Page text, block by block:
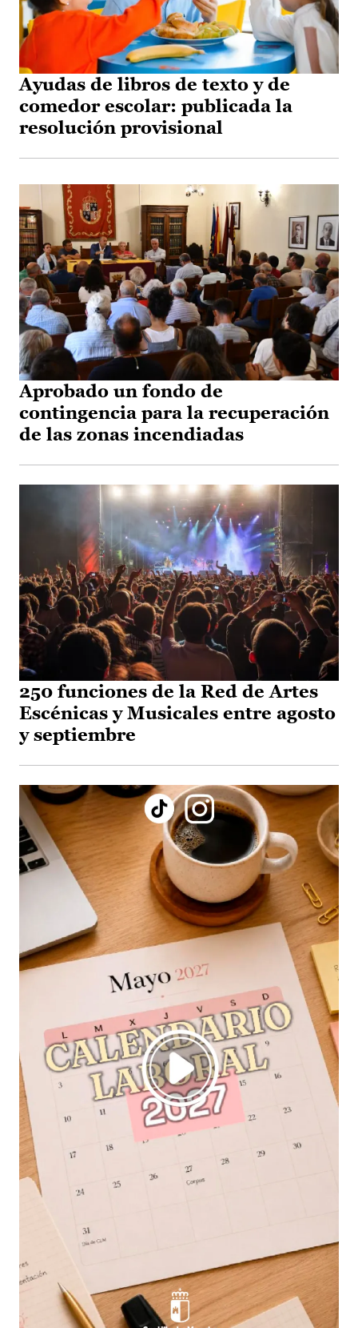
Ayudas de libros de texto y de
comedor escolar: publicada la
resolución provisional
Aprobado un fondo de
contingencia para la recuperación
de las zonas incendiadas
250 funciones de la Red de Artes
Escénicas y Musicales entre agosto
y septiembre